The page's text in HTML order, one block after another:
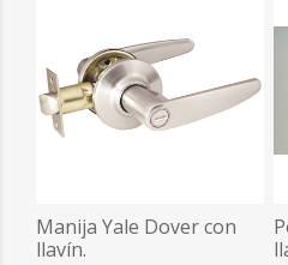
Manija Yale Dover con
llavín.